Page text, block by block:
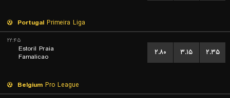
Portugal Primeira Liga
۲۲:۴۵
Estoril Praia
Famalicao
۲.۸۰ ۳.۱۵ ۲.۳۵
Belgium Pro League